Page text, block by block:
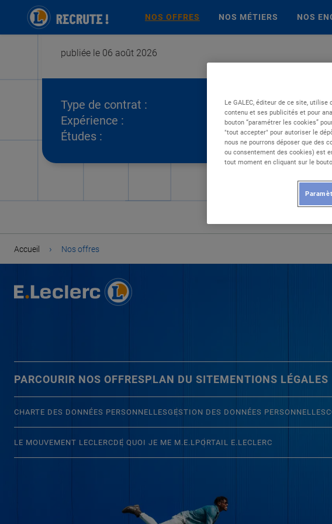
NOS OFFRES NOS MÉTIERS NOS
publiée le 06 août 2026
Type de contrat :
Expérience :
Études :
Accueil › Nos offres
PARCOURIR NOS OFFRESPLAN DU SITEMENTIONS LÉGALES
CHARTE DES DONNÉES PERSONNELLESGESTION DES DONNÉES PERSONNELLES
LE MOUVEMENT LECLERCDE QUOI JE ME M.E.LPORTAIL E.LECLERC
Le GALEC, éditeur de ce site,
contenu et ses publicités et pour
bouton “paramétrer les cookies”
"tout accepter" pour autoriser le
nous ne pourrons déposer que des
ou consentement des cookies) est
tout moment en cliquant sur le